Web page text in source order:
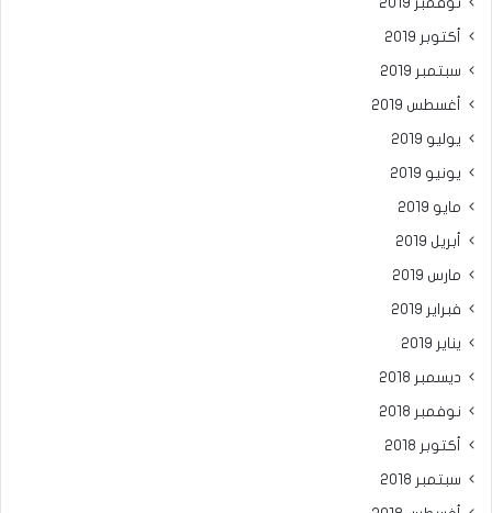
أكتوبر 2019
سبتمبر 2019
أغسطس 2019
يوليو 2019
يونيو 2019
مايو 2019
أبريل 2019
مارس 2019
فبراير 2019
يناير 2019
ديسمبر 2018
نوفمبر 2018
أكتوبر 2018
سبتمبر 2018